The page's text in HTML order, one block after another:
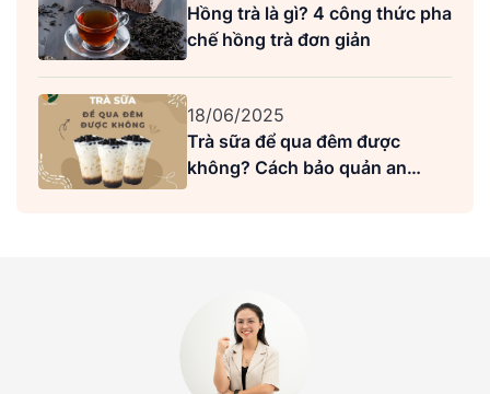
Hồng trà là gì? 4 công thức pha
chế hồng trà đơn giản
18/06/2025
Trà sữa để qua đêm được
không? Cách bảo quản an